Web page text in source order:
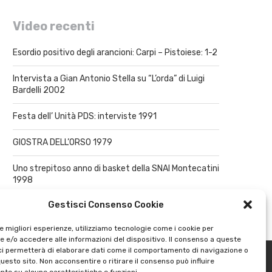
Gestisci Consenso Cookie
migliori esperienze, utilizziamo tecnologie come i cookie per
e/o accedere alle informazioni del dispositivo. Il consenso a queste
permetterà di elaborare dati come il comportamento di navigazione o
sito. Non acconsentire o ritirare il consenso può influire
Video recenti
Esordio positivo degli arancioni: Carpi – Pistoiese: 1-2
Intervista a Gian Antonio Stella su “L’orda” di Luigi
Bardelli 2002
Festa dell’ Unità PDS: interviste 1991
GIOSTRA DELL’ORSO 1979
Uno strepitoso anno di basket della SNAI Montecatini
1998